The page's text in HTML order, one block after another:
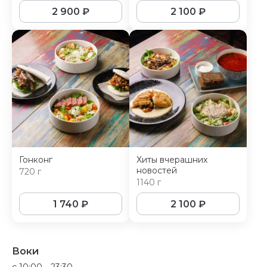
2 900 ₽ 2 100 ₽
Гонконг
720 г
1 740 ₽
Хиты вчерашних
новостей
1140 г
2 100 ₽
Воки